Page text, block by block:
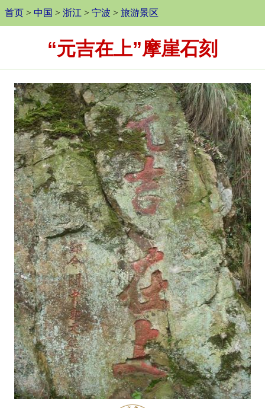
首页 > 中国 > 浙江 > 宁波 > 旅游景区
“元吉在上”摩崖石刻